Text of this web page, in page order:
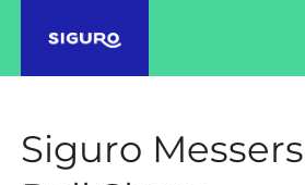
Siguro